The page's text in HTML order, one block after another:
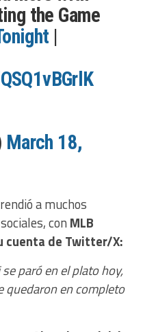
the Game
|
March 18,
a muchos
con MLB
cuenta de Twitter/X:
paró en el plato hoy,
quedaron en completo